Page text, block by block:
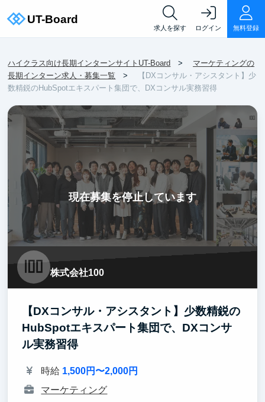
求人を探す ログイン 無料登録
ハイクラス向け長期インターンサイトUT-Board
マーケティングの
長期インターン求人・募集一覧
【DXコンサル・アシスタント】少
数精鋭のHubSpotエキスパート集団で、DXコンサル実務習得
現在募集を停止しています
株式会社100
【DXコンサル・アシスタント】少数精鋭の
HubSpotエキスパート集団で、DXコンサ
ル実務習得
時給 1,500円〜2,000円
マーケティング